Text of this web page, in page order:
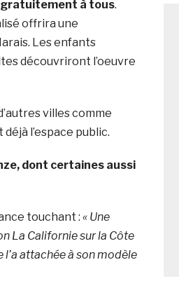
gratuitement à tous.
offrira une
Les enfants
découvriront l’oeuvre
villes comme
l’espace public.
dont certaines aussi
touchant : « Une
La Californie sur la Côte
l’a attachée à son modèle